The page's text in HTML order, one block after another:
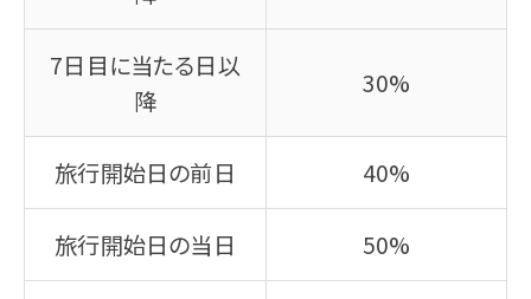
7日目に当たる日以
降
30%
旅行開始日の前日 40%
旅行開始日の当日 50%